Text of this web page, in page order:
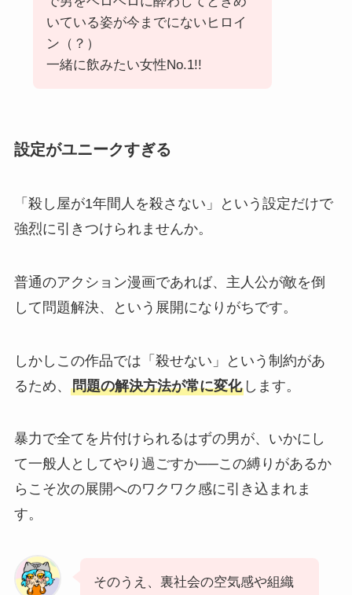
いている姿が今までにないヒロイ
ン（？）
一緒に飲みたい女性No.1!!
設定がユニークすぎる
「殺し屋が1年間人を殺さない」という設定だけで
強烈に引きつけられませんか。
普通のアクション漫画であれば、主人公が敵を倒
して問題解決、という展開になりがちです。
しかしこの作品では「殺せない」という制約があ
るため、 問題の解決方法が常に変化します。
暴力で全てを片付けられるはずの男が、いかにし
て一般人としてやり過ごすか──この縛りがあるか
らこそ次の展開へのワクワク感に引き込まれま
す。
そのうえ、裏社会の空気感や組織